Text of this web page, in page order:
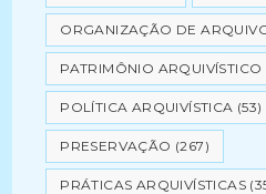
ORGANIZAÇÃO DE
PATRIMÔNIO ARQUIVÍSTICO
POLÍTICA ARQUIVÍSTICA (53)
PRESERVAÇÃO (267)
PRÁTICAS ARQUIVÍSTICAS